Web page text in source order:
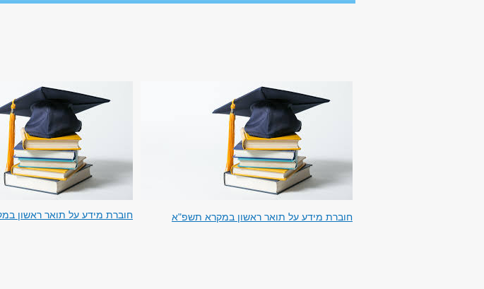
חוברת מידע על תואר ראשון במקרא תשפ"א חוברת מידע על תואר ראשון